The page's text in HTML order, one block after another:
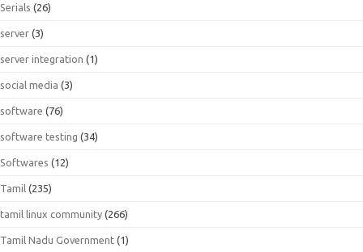
Serials (26)
server (3)
server integration (1)
social media (3)
software (76)
software testing (34)
Softwares (12)
Tamil (235)
tamil linux community (266)
Tamil Nadu Government (1)